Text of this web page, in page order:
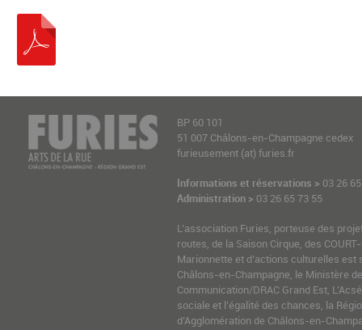
BP 60 101
51 007 Châlons-en-Champagne cedex
furieusement (at) furies.fr
Informations et réservations > 03 26
Administration > 03 26 65 73 55
L’association Furies, porteuse des
routes, de la Saison Cirque, des
Marionnette et d’actions culturelles est
Châlons-en-Champagne, le Ministère
Communication/DRAC Grand Est,
sociale et l’égalité des chances, la
d’Agglomération de Châlons-en-